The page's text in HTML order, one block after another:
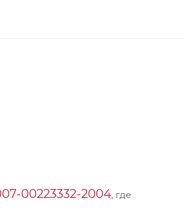
00223332-2004, где